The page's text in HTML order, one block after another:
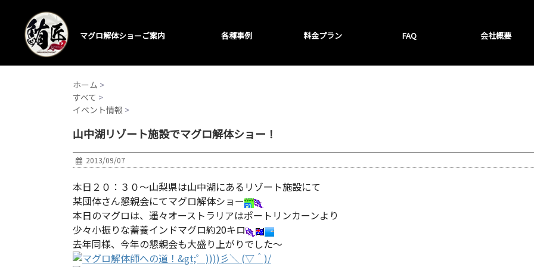
マグロ解体ショーご案内 各種事例 料金プラン FAQ 会社概要
ホーム >
すべて >
イベント情報 >
山中湖リゾート施設でマグロ解体ショー！
2013/09/07
本日２０：３０～山梨県は山中湖にあるリゾート施設にて
某団体さん懇親会にてマグロ解体ショー
本日のマグロは、遥々オーストラリアはポートリンカーンより
少々小振りな蓄養インドマグロ約20キロ
去年同様、今年の懇親会も大盛り上がりでした～